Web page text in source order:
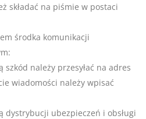
składać na piśmie w postaci
środka komunikacji
szkód należy przesyłać na adres
wiadomości należy wpisać
dystrybucji ubezpieczeń i obsługi